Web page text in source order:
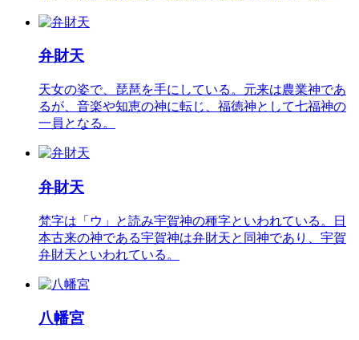
弁財天
天女の姿で、琵琶を手にしている。元来は農業神であ
るが、音楽や知恵の神に転じ、福徳神として七福神の
一員となる。
弁財天
梵字は「ウ」と読み宇賀神の種字といわれている。日
本古来の神である宇賀神は弁財天と同神であり、宇賀
弁財天といわれている。
八幡宮